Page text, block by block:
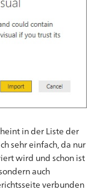
in der Liste der
sehr einfach, da nur
wird und schon ist
auch
verbunden